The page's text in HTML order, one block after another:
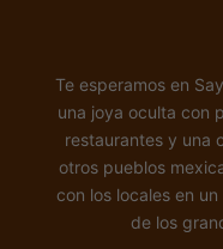
Te esperamos en
una joya oculta con
restaurantes y una
otros pueblos
con los locales en
de los